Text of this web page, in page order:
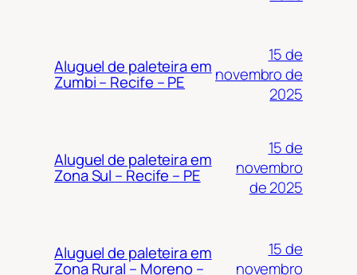
Aluguel de paleteira em
Zumbi – Recife – PE
15 de
novembro de
2025
Aluguel de paleteira em
Zona Sul – Recife – PE
15 de
novembro
de 2025
Aluguel de paleteira em
Zona Rural – Moreno –
15 de
novembro